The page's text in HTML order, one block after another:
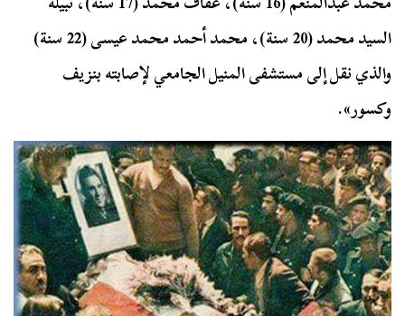
السيد محمد (20 سنة)، محمد أحمد محمد عيسى (22 سنة)
والذي نقل إلى مستشفى المنيل الجامعي لإصابته بنزيف
وكسور».